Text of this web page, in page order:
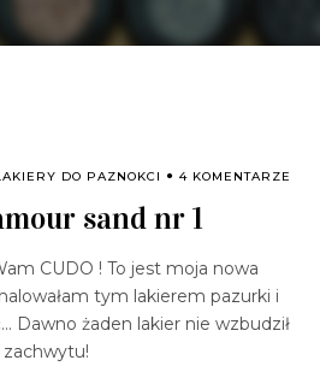
DO PAZNOKCI 4 KOMENTARZE
sand nr 1
CUDO ! To jest moja nowa
tym lakierem pazurki i
Dawno żaden lakier nie wzbudził